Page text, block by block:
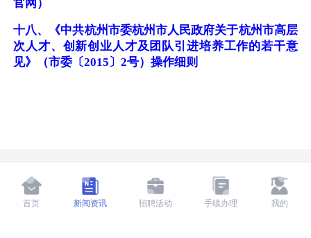
官网）
十八、《中共杭州市委杭州市人民政府关于杭州市高层
次人才、创新创业人才及团队引进培养工作的若干意
见》（市委〔2015〕2号）操作细则
首页 新闻资讯 招聘活动 手续办理 我的